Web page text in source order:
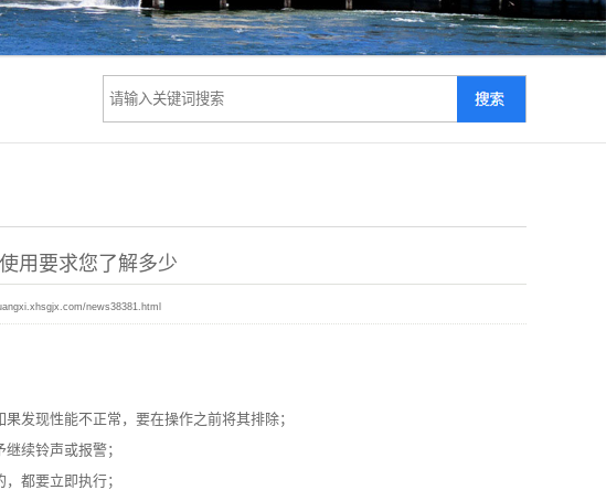
用要求您了解多少
news38381.html
发现性能不正常，要在操作之前将其排除；
续铃声或报警；
都要立即执行；